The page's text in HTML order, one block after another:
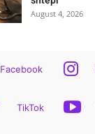
August 4, 2026
Facebook
TikTok